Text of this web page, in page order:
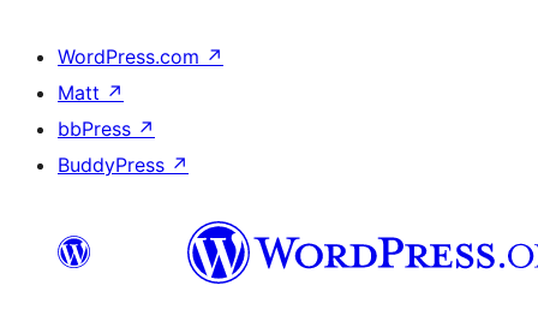
WordPress.com ↗
Matt ↗
bbPress ↗
BuddyPress ↗